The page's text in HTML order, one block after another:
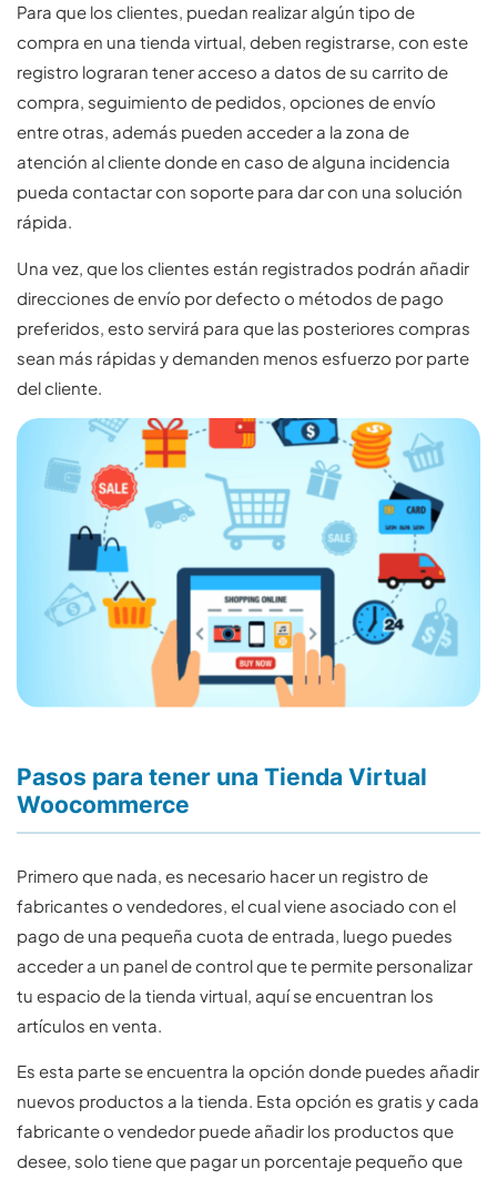
Para que los clientes, puedan realizar algún tipo de
compra en una tienda virtual, deben registrarse, con este
registro lograran tener acceso a datos de su carrito de
compra, seguimiento de pedidos, opciones de envío
entre otras, además pueden acceder a la zona de
atención al cliente donde en caso de alguna incidencia
pueda contactar con soporte para dar con una solución
rápida.
Una vez, que los clientes están registrados podrán añadir
direcciones de envío por defecto o métodos de pago
preferidos, esto servirá para que las posteriores compras
sean más rápidas y demanden menos esfuerzo por parte
del cliente.
Pasos para tener una Tienda Virtual
Woocommerce
Primero que nada, es necesario hacer un registro de
fabricantes o vendedores, el cual viene asociado con el
pago de una pequeña cuota de entrada, luego puedes
acceder a un panel de control que te permite personalizar
tu espacio de la tienda virtual, aquí se encuentran los
artículos en venta.
Es esta parte se encuentra la opción donde puedes añadir
nuevos productos a la tienda. Esta opción es gratis y cada
fabricante o vendedor puede añadir los productos que
desee, solo tiene que pagar un porcentaje pequeño que